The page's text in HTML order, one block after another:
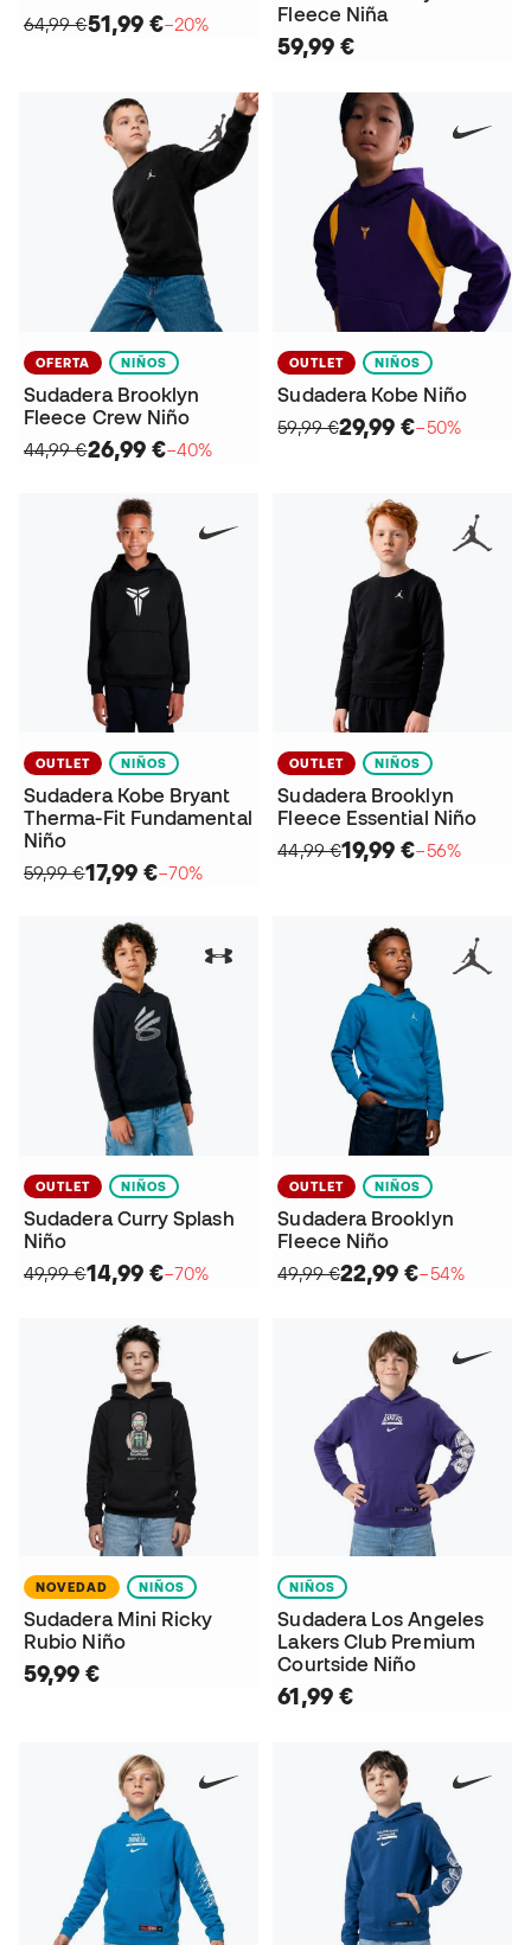
64,99 €51,99 €−20%
Fleece Niña
59,99 €
OFERTA NIÑOS
Sudadera Brooklyn
Fleece Crew Niño
44,99 €26,99 €−40%
OUTLET NIÑOS
Sudadera Kobe Niño
59,99 €29,99 €−50%
OUTLET NIÑOS
Sudadera Kobe Bryant
Therma-Fit Fundamental
Niño
59,99 €17,99 €−70%
OUTLET NIÑOS
Sudadera Brooklyn
Fleece Essential Niño
44,99 €19,99 €−56%
OUTLET NIÑOS
Sudadera Curry Splash
Niño
49,99 €14,99 €−70%
OUTLET NIÑOS
Sudadera Brooklyn
Fleece Niño
49,99 €22,99 €−54%
NOVEDAD NIÑOS
Sudadera Mini Ricky
Rubio Niño
59,99 €
NIÑOS
Sudadera Los Angeles
Lakers Club Premium
Courtside Niño
61,99 €